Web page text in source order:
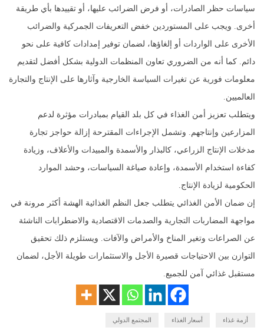
سياسات حظر الصادرات، أو فرض الضرائب عليها، أو تقييدها بأي طريقة
أخرى. ويجب على المستوردين خفض التعريفات الجمركية والضرائب
الأخرى على الواردات أو إلغاؤها، لضمان توفير إمدادات كافية على نحو
دائم. كما أنه من الضروري تعاون المنظمات الدولية بشكل أفضل لتقديم
معلومات فورية عن تغيرات السياسة الخارجية وآثارها على الإنتاج والتجارة
العالميين.
ويتطلب تعزيز أمن الغذاء في كل بلد القيام بمبادرات مؤثرة لدعم
المزارعين وإنتاجهم. وتشمل الإجراءات المقترحة إزالة حواجز تجارة
مدخلات الإنتاج الزراعي، كالبذار والأسمدة والمبيدات والأعلاف، وزيادة
كفاءة استخدام الأسمدة، وإعادة صياغة السياسات، وحشد الموارد
الحكومية لزيادة الإنتاج.
إن ضمان الأمن الغذائي يتطلب جعل النظم الغذائية الهشة أكثر مرونة في
مواجهة المضاربات التجارية والصدمات الاقتصادية والاضطرابات الناشئة
عن الصراعات وتغير المناخ والأمراض والآفات. ويستلزم ذلك تحقيق
التوازن بين الاحتياجات قصيرة الأجل والاستثمارات طويلة الأجل، لضمان
مستقبل غذائي آمن للجميع.
أزمة غذاء أسعار الغذاء المجتمع الدولي